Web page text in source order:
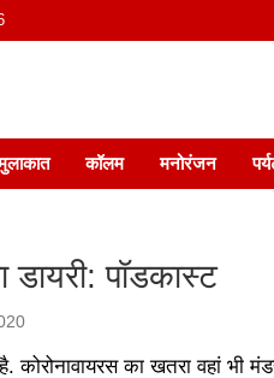
हिंदी में समाचार, विचार,
कॉलम मनोरंजन
डायरी: पॉडकास्ट
कोरोनावायरस का खतरा वहां भी